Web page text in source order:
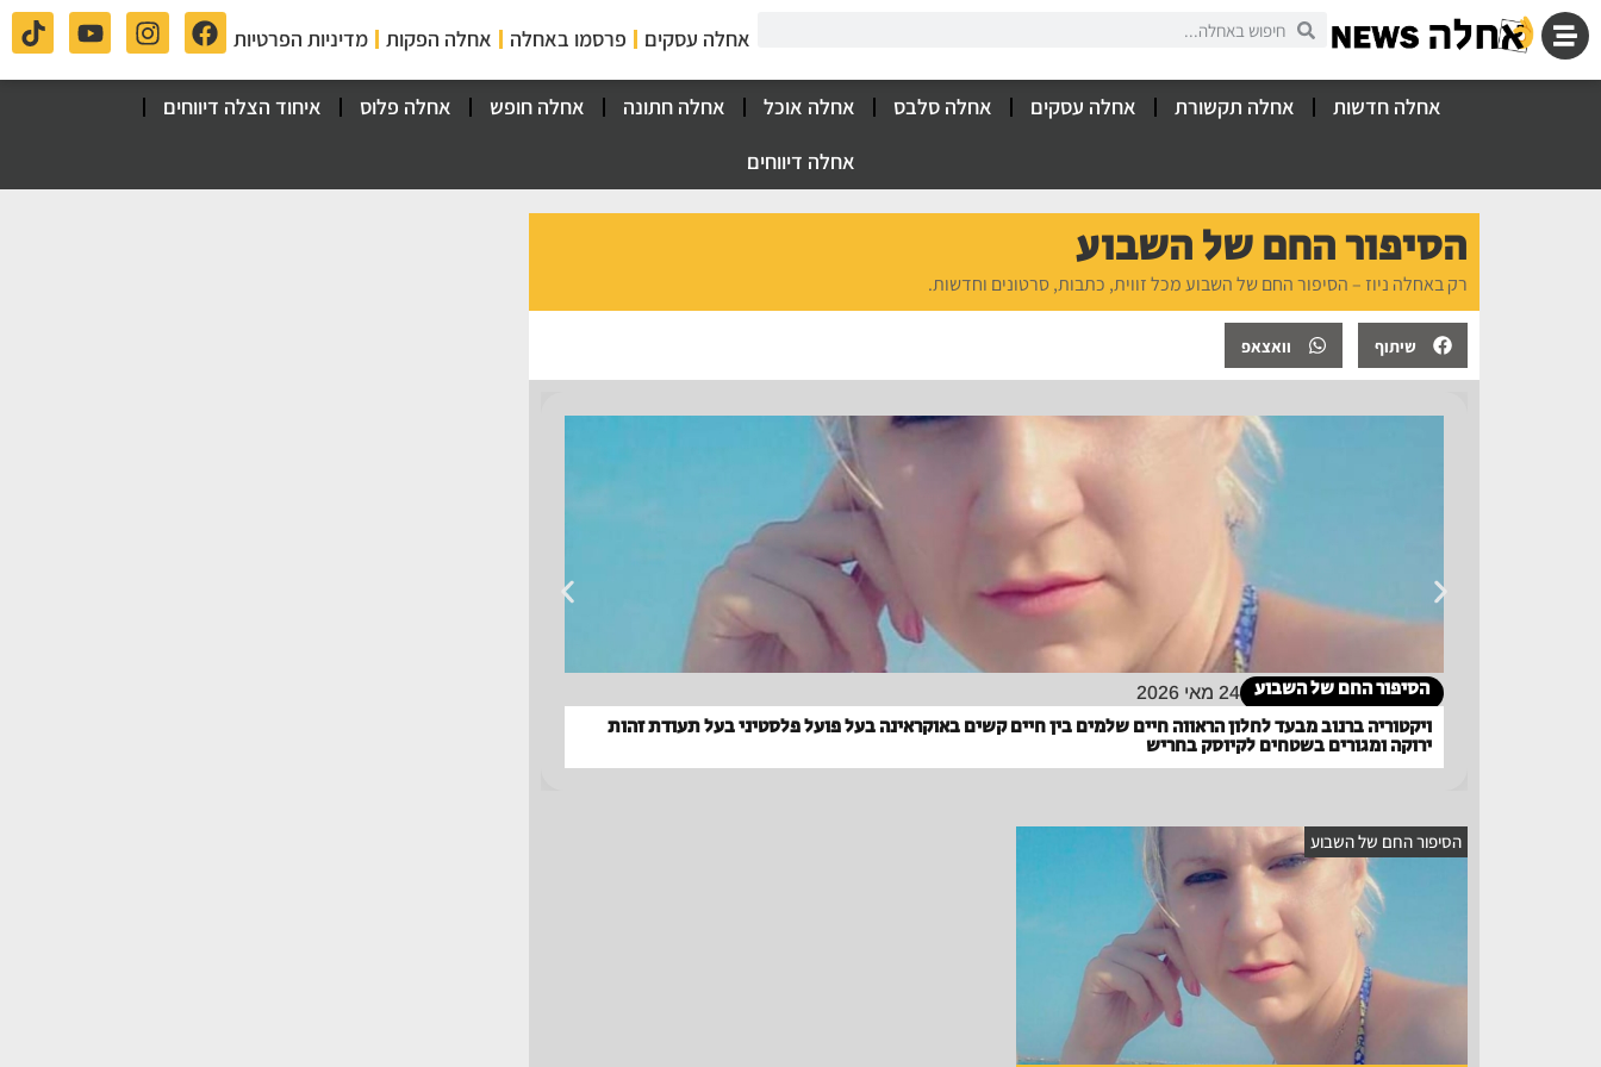
אחלה עסקים פרסמו באחלה אחלה הפקות מדיניות הפרטיות
אחלה חדשות אחלה תקשורת אחלה עסקים אחלה סלבס אחלה אוכל אחלה חתונה אחלה חופש אחלה פלוס
איחוד הצלה דיווחים
אחלה דיווחים
הסיפור החם של השבוע
רק באחלה ניוז – הסיפור החם של השבוע מכל זווית, כתבות, סרטונים וחדשות.
שיתוף וואצאפ
הסיפור החם של השבוע 24 מאי 2026
ויקטוריה ברנוב מבעד לחלון הראווה חיים שלמים בין חיים קשים באוקראינה בעל פועל פלסטיני בעל תעודת זהות
ירוקה ומגורים בשטחים לקיוסק בחריש
הסיפור החם של השבוע